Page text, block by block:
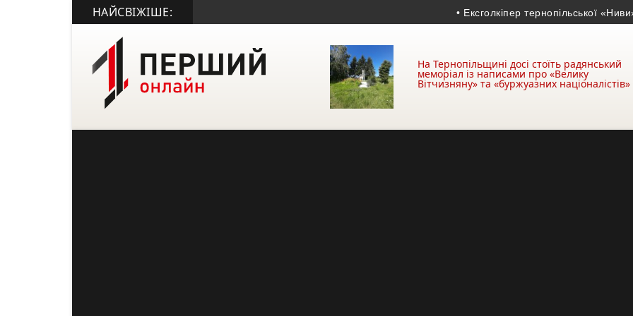
НАЙСВІЖІШЕ: • Ексголкіпер тернопільської «Ниви» та
На Тернопільщині досі стоїть радянський
меморіал із написами про «Велику
Вітчизняну» та «буржуазних націоналістів»